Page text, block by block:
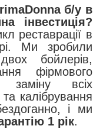
б/у в
інвестиція?
реставрації в
Ми зробили
бойлерів,
фірмового
заміну всіх
калібрування
і ми
1 рік.